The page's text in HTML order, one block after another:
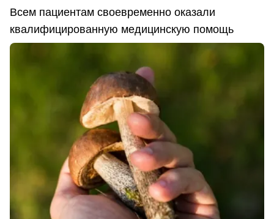
Всем пациентам своевременно оказали
квалифицированную медицинскую помощь